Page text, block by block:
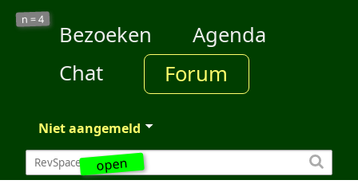
open
n =4
Bezoeken
Agenda
Chat
Forum
Niet aangemeld